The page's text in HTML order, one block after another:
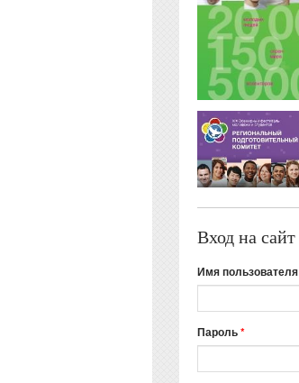
Вход на сайт
Имя пользователя
Пароль*